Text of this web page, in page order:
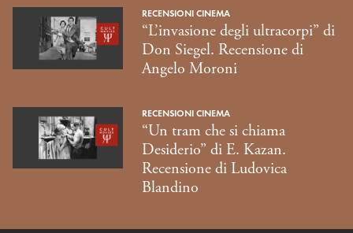
RECENSIONI CINEMA
“L’invasione degli ultracorpi” di
Don Siegel. Recensione di
Angelo Moroni
RECENSIONI CINEMA
“Un tram che si chiama
Desiderio” di E. Kazan.
Recensione di Ludovica
Blandino